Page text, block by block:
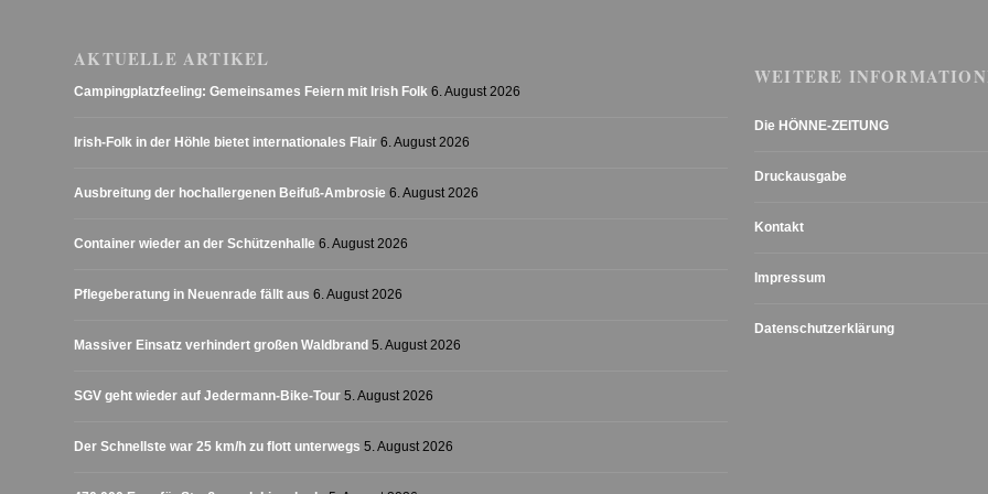
AKTUELLE ARTIKEL
Campingplatzfeeling: Gemeinsames Feiern mit Irish Folk 6. August 2026
Irish-Folk in der Höhle bietet internationales Flair 6. August 2026
Ausbreitung der hochallergenen Beifuß-Ambrosie 6. August 2026
Container wieder an der Schützenhalle 6. August 2026
Pflegeberatung in Neuenrade fällt aus 6. August 2026
Massiver Einsatz verhindert großen Waldbrand 5. August 2026
SGV geht wieder auf Jedermann-Bike-Tour 5. August 2026
Der Schnellste war 25 km/h zu flott unterwegs 5. August 2026
WEITERE
Die HÖNNE-ZEITUNG
Druckausgabe
Kontakt
Impressum
Datenschutzerklärung